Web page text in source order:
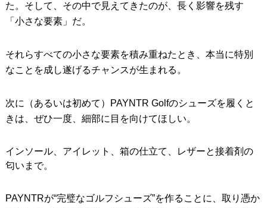
た。そして、その中で見えてきたのが、長く影響を残す
「小さな要素」だ。
それらすべての小さな要素を積み重ねたとき、本当に特別
なことを成し遂げるチャンスが生まれる。
次に（あるいは初めて）PAYNTR Golfのシューズを履くと
きは、ぜひ一度、細部に目を向けてほしい。
インソール、アイレット、箱の仕立て、レザーと接着剤の
匂いまで。
PAYNTRが“完璧なゴルフシューズ”を作ることに、取り憑か